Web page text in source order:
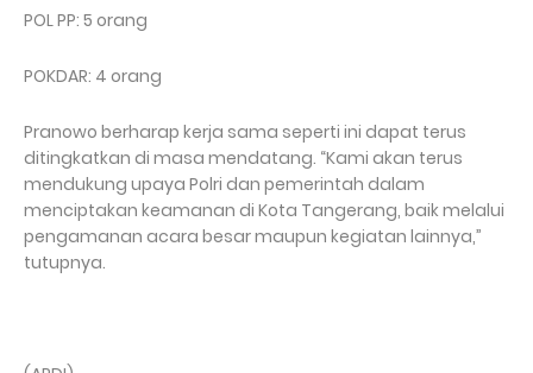
POL PP: 5 orang
POKDAR: 4 orang
Pranowo berharap kerja sama seperti ini dapat terus
ditingkatkan di masa mendatang. “Kami akan terus
mendukung upaya Polri dan pemerintah dalam
menciptakan keamanan di Kota Tangerang, baik melalui
pengamanan acara besar maupun kegiatan lainnya,”
tutupnya.